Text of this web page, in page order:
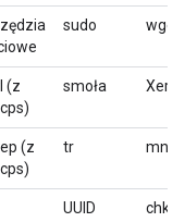
sudo wget
(z
smoła
(z
tr
UUID